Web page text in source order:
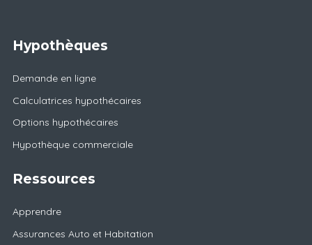
Hypothèques
Demande en ligne
Calculatrices hypothécaires
Options hypothécaires
Hypothèque commerciale
Ressources
Apprendre
Assurances Auto et Habitation